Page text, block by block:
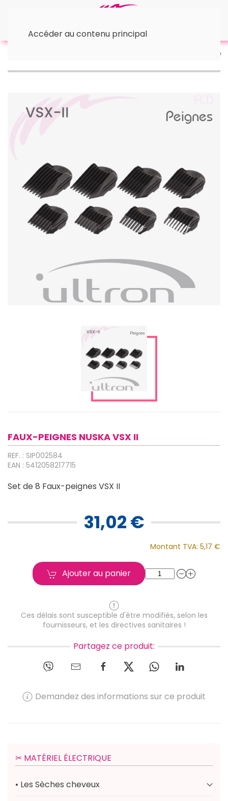
Accéder au contenu principal
FAUX-PEIGNES NUSKA VSX II
REF. : SIP002584
EAN : 5412058217715
Set de 8 Faux-peignes VSX II
31,02 €
Montant TVA: 5,17 €
Ajouter au panier
Ces délais sont susceptible d'être modifiés, selon les
fournisseurs, et les directives sanitaires !
Partagez ce produit:
Demandez des informations sur ce produit
✂︎ MATÉRIEL ÉLECTRIQUE
• Les Sèches cheveux